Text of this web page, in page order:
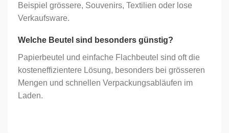
Beispiel grössere, Souvenirs, Textilien oder lose
Verkaufsware.
Welche Beutel sind besonders günstig?
Papierbeutel und einfache Flachbeutel sind oft die
kosteneffizientere Lösung, besonders bei grösseren
Mengen und schnellen Verpackungsabläufen im
Laden.